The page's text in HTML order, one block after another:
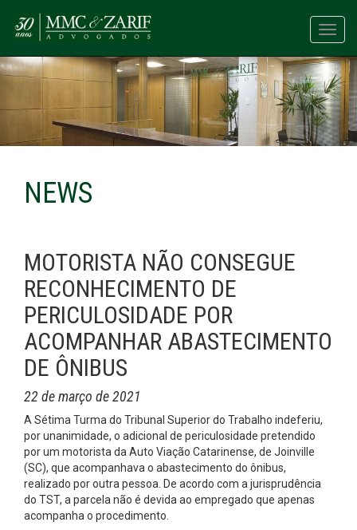
NEWS
MOTORISTA NÃO CONSEGUE
RECONHECIMENTO DE
PERICULOSIDADE POR
ACOMPANHAR ABASTECIMENTO
DE ÔNIBUS
22 de março de 2021
A Sétima Turma do Tribunal Superior do Trabalho indeferiu,
por unanimidade, o adicional de periculosidade pretendido
por um motorista da Auto Viação Catarinense, de Joinville
(SC), que acompanhava o abastecimento do ônibus,
realizado por outra pessoa. De acordo com a jurisprudência
do TST, a parcela não é devida ao empregado que apenas
acompanha o procedimento.